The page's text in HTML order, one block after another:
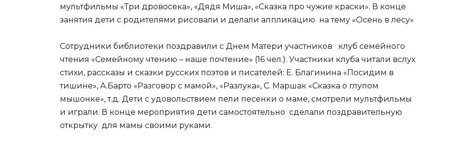
мультфильмы «Три дровосека», «Дядя Миша», «Сказка про чужие краски». В конце
занятия дети с родителями рисовали и делали аппликацию на тему «Осень в лесу»
Сотрудники библиотеки поздравили с Днем Матери участников клуб семейного
чтения «Семейному чтению – наше почтение» (16 чел.). Участники клуба читали вслух
стихи, рассказы и сказки русских поэтов и писателей: Е. Благинина «Посидим в
тишине», А.Барто «Разговор с мамой», «Разлука», С. Маршак «Сказка о глупом
мышонке», т.д. Дети с удовольствием пели песенки о маме, смотрели мультфильмы
и играли. В конце мероприятия дети самостоятельно сделали поздравительную
открытку для мамы своими руками.